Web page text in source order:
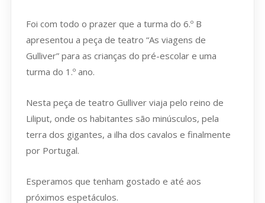
Foi com todo o prazer que a turma do 6.º B
apresentou a peça de teatro “As viagens de
Gulliver” para as crianças do pré-escolar e uma
turma do 1.º ano.
Nesta peça de teatro Gulliver viaja pelo reino de
Liliput, onde os habitantes são minúsculos, pela
terra dos gigantes, a ilha dos cavalos e finalmente
por Portugal.
Esperamos que tenham gostado e até aos
próximos espetáculos.